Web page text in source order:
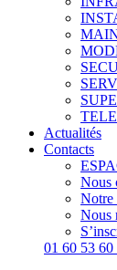
Actualités
Contacts
Nous
Notre
Nous
01 60 53 60